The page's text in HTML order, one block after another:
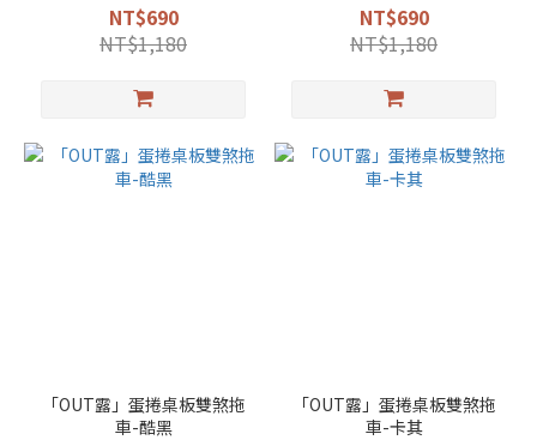
NT$690
NT$1,180
NT$690
NT$1,180
「OUT露」蛋捲桌板雙煞拖
車-酷黑
「OUT露」蛋捲桌板雙煞拖
車-卡其